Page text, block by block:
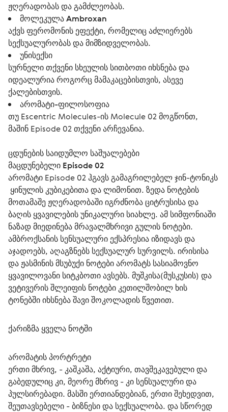
ჟღერადობას და გამძლეობას.
მოლეკულა Ambroxan
აქვს ფერომონის ეფექტი, რომელიც აძლიერებს
სექსუალურობას და მიმზიდველობას.
უნისექსი
სურნელი თქვენი სხეულის სითბოთი იხსნება და
იდეალურია როგორც მამაკაცებისთვის, ასევე
ქალებისთვის.
არომატი-ფილოსოფია
თუ Escentric Molecules-ის Molecule 02 მოგწონთ,
მაშინ Episode 02 თქვენი არჩევანია.
ცდუნების საიდუმლო საშუალებები
მაცდუნებელი Episode 02
არომატი Episode 02 ჰგავს გამაგრილებელ ჯინ-ტონიკს
ყინულის კუბიკებითა და ლიმონით. ზედა ნოტების
მოთამაშე ჟღერადობაში იგრძნობა ციტრუსისა და
ბაღის ყვავილების უნიკალური სიახლე. ამ სიმფონიაში
ნაზად მიედინება მრავალმხრივი გულის ნოტები.
ამბროქსანის სენსუალური ექსპრესია იზიდავს და
აჯადოებს, აღაგზნებს სექსუალურ სურვილს. ირისისა
და ჟასმინის მსუბუქი ნოტები არომატს სასიამოვნო
ყვავილოვანი სიტკბოთი ავსებს. მუშკისა(მუსკუსის) და
ვეტივერის შლეიფის ნოტები კეთილშობილ ხის
ტონებში იხსნება შავი შოკოლადის წვეთით.
ქარიზმა ყველა ნოტში
არომატის პორტრეტი
ერთი მხრივ, - კაშკაშა, აქტიური, თავშეკავებული და
გაბედულიც კი, მეორე მხრივ - კი სენსუალური და
პულსირებადი. მასში ერთიანდებიან, ერთი შეხედვით,
შეუთავსებელი - ბიზნესი და სექსუალობა. და სწორედ